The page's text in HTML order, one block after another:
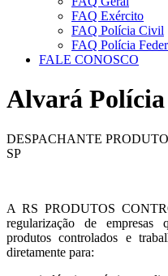
FAQ Exército
FAQ Polícia Civil
FAQ Polícia
FALE CONOSCO
Alvará
DESPACHANTE
SP
A RS PRODUTOS
regularização de empresas
produtos controlados e
diretamente para: